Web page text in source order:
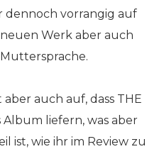
dennoch vorrangig auf
Werk aber auch
auch auf, dass THE
liefern, was aber
ist, wie ihr im Review zu